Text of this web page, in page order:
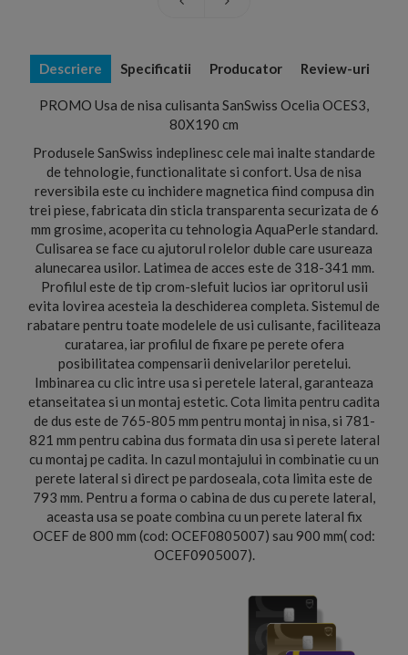
Descriere Specificatii Producator Review-uri
PROMO Usa de nisa culisanta SanSwiss Ocelia OCES3,
80X190 cm
Produsele SanSwiss indeplinesc cele mai inalte standarde
de tehnologie, functionalitate si confort. Usa de nisa
reversibila este cu inchidere magnetica fiind compusa din
trei piese, fabricata din sticla transparenta securizata de 6
mm grosime, acoperita cu tehnologia AquaPerle standard.
Culisarea se face cu ajutorul rolelor duble care usureaza
alunecarea usilor. Latimea de acces este de 318-341 mm.
Profilul este de tip crom-slefuit lucios iar opritorul usii
evita lovirea acesteia la deschiderea completa. Sistemul de
rabatare pentru toate modelele de usi culisante, faciliteaza
curatarea, iar profilul de fixare pe perete ofera
posibilitatea compensarii denivelarilor peretelui.
Imbinarea cu clic intre usa si peretele lateral, garanteaza
etanseitatea si un montaj estetic. Cota limita pentru cadita
de dus este de 765-805 mm pentru montaj in nisa, si 781-
821 mm pentru cabina dus formata din usa si perete lateral
cu montaj pe cadita. In cazul montajului in combinatie cu un
perete lateral si direct pe pardoseala, cota limita este de
793 mm. Pentru a forma o cabina de dus cu perete lateral,
aceasta usa se poate combina cu un perete lateral fix
OCEF de 800 mm (cod: OCEF0805007) sau 900 mm( cod:
OCEF0905007).